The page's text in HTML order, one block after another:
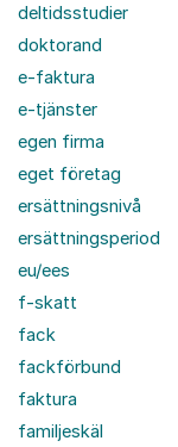
deltidsstudier
doktorand
e-faktura
e-tjänster
egen firma
eget företag
ersättningsnivå
ersättningsperiod
eu/ees
f-skatt
fack
fackförbund
faktura
familjeskäl